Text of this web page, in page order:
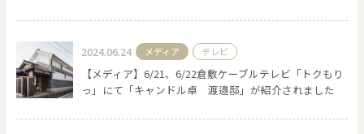
2024.06.24 メディア テレビ
【メディア】6/21、6/22倉敷ケーブルテレビ「トクもり
っ」にて「キャンドル卓 渡邉邸」が紹介されました